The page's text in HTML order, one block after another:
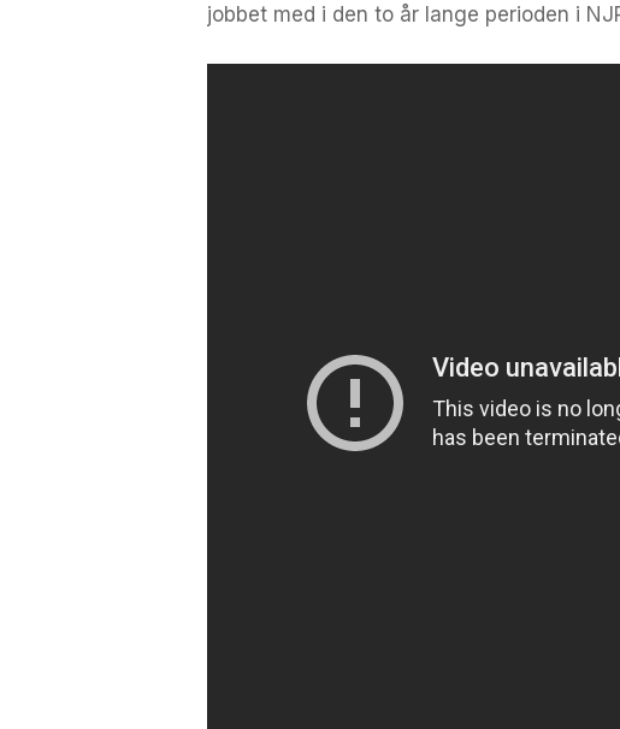
jobbet med i den to år lange perioden i